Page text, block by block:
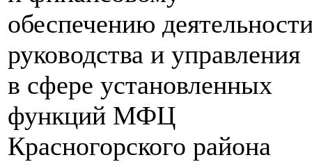
обеспечению
руководства и управления
в сфере установленных
функций МФЦ
Красногорского района